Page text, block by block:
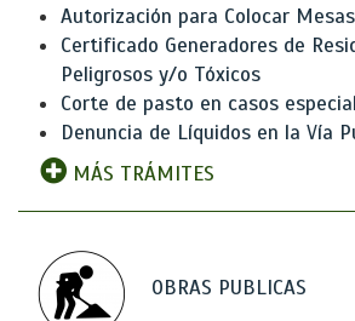
Autorización para Colocar
Certificado Generadores de
Peligrosos y/o Tóxicos
Corte de pasto en casos
Denuncia de Líquidos en la Vía
MÁS TRÁMITES
OBRAS PUBLICAS